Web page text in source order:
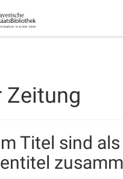
Zeitung
Titel sind